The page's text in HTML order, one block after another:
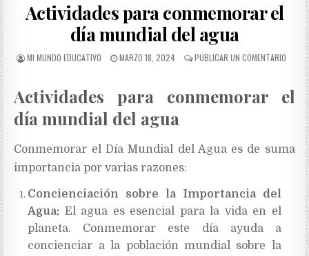
Actividades para conmemorar el
día mundial del agua
MI MUNDO EDUCATIVO MARZO 18, 2024 PUBLICAR UN COMENTARIO
Actividades para conmemorar el
día mundial del agua
Conmemorar el Día Mundial del Agua es de suma
importancia por varias razones:
Concienciación sobre la Importancia del
Agua: El agua es esencial para la vida en el
planeta. Conmemorar este día ayuda a
concienciar a la población mundial sobre la